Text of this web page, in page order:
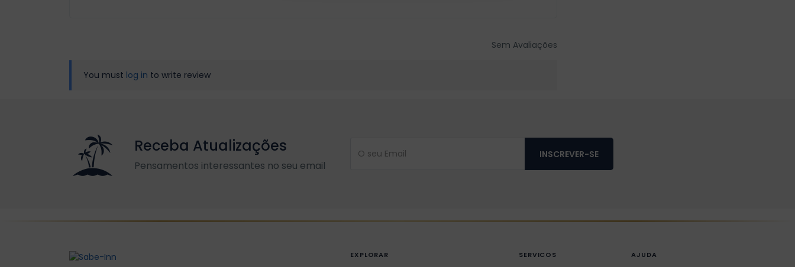
Sem Avaliações
You must log in to write review
Receba Atualizações
Pensamentos interessantes no seu email
INSCREVER-SE
EXPLORAR SERVICOS AJUDA